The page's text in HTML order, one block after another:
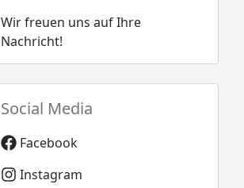
Wir freuen uns auf Ihre
Nachricht!
Social Media
Facebook
Instagram